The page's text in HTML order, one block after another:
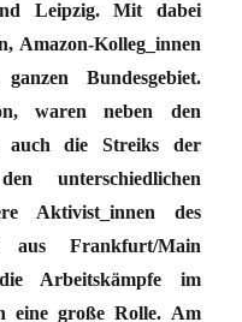
Leipzig. Mit dabei
Amazon-Kolleg_innen
Bundesgebiet.
waren neben den
auch die Streiks der
unterschiedlichen
Aktivist_innen des
aus Frankfurt/Main
Arbeitskämpfe im
eine große Rolle. Am